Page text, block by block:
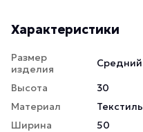
Характеристики
Размер
изделия
Средний
Высота
30
Материал
Текстиль
Ширина
50